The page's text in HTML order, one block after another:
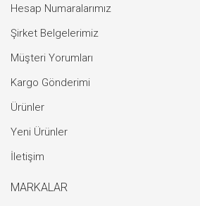
Hesap Numaralarımız
Şirket Belgelerimiz
Müşteri Yorumları
Kargo Gönderimi
Ürünler
Yeni Ürünler
İletişim
MARKALAR